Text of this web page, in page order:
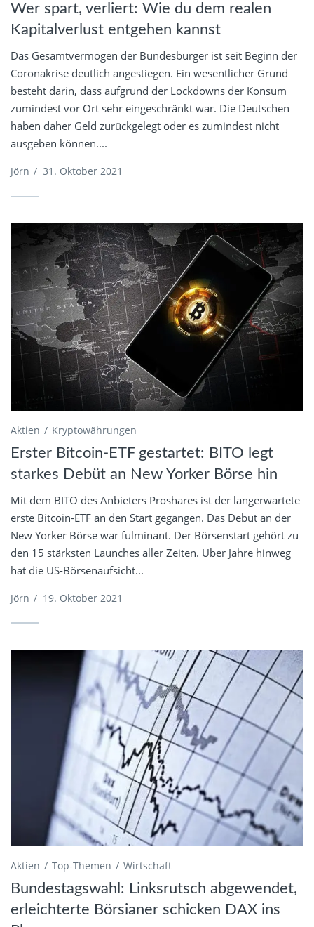
Wer spart, verliert: Wie du dem realen
Kapitalverlust entgehen kannst
Das Gesamtvermögen der Bundesbürger ist seit Beginn der
Coronakrise deutlich angestiegen. Ein wesentlicher Grund
besteht darin, dass aufgrund der Lockdowns der Konsum
zumindest vor Ort sehr eingeschränkt war. Die Deutschen
haben daher Geld zurückgelegt oder es zumindest nicht
ausgeben können....
Jörn / 31. Oktober 2021
Aktien Kryptowährungen
Erster Bitcoin-ETF gestartet: BITO legt
starkes Debüt an New Yorker Börse hin
Mit dem BITO des Anbieters Proshares ist der langerwartete
erste Bitcoin-ETF an den Start gegangen. Das Debüt an der
New Yorker Börse war fulminant. Der Börsenstart gehört zu
den 15 stärksten Launches aller Zeiten. Über Jahre hinweg
hat die US-Börsenaufsicht...
Jörn / 19. Oktober 2021
Aktien Top-Themen Wirtschaft
Bundestagswahl: Linksrutsch abgewendet,
erleichterte Börsianer schicken DAX ins